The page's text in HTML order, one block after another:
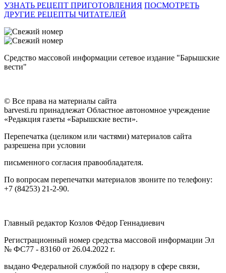
УЗНАТЬ РЕЦЕПТ ПРИГОТОВЛЕНИЯ ПОСМОТРЕТЬ
ДРУГИЕ РЕЦЕПТЫ ЧИТАТЕЛЕЙ
Средство массовой информации сетевое издание "Барышские
вести"
© Все права на материалы сайта
barvesti.ru принадлежат Областное автономное учреждение
«Редакция газеты «Барышские вести».
Перепечатка (целиком или частями) материалов сайта
разрешена при условии
письменного согласия правообладателя.
По вопросам перепечатки материалов звоните по телефону:
+7 (84253) 21-2-90.
Главный редактор Козлов Фёдор Геннадиевич
Регистрационный номер средства массовой информации Эл
№ ФС77 - 83160 от 26.04.2022 г.
выдано Федеральной службой по надзору в сфере связи,